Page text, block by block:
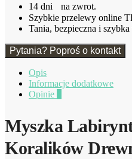
14 dni na zwrot.
Szybkie przelewy online
Tania, bezpieczna i
Pytania? Poproś o kontakt
Opis
Informacje dodatkowe
Opinie
Myszka
Koralików